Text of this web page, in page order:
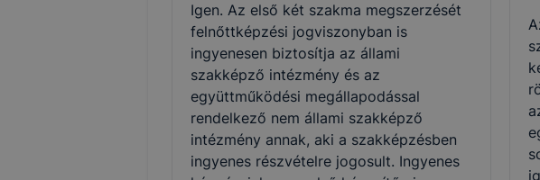
Igen. Az első két szakma megszerzését
felnőttképzési jogviszonyban is
ingyenesen biztosítja az állami
szakképző intézmény és az
együttműködési megállapodással
rendelkező nem állami szakképző
intézmény annak, aki a szakképzésben
ingyenes részvételre jogosult. Ingyenes